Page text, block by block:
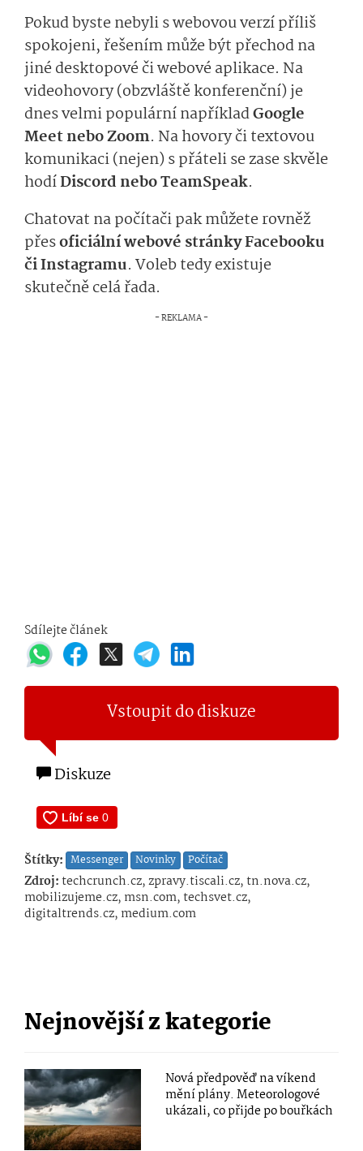
Pokud byste nebyli s webovou verzí příliš
spokojeni, řešením může být přechod na
jiné desktopové či webové aplikace. Na
videohovory (obzvláště konferenční) je
dnes velmi populární napříkladGoogle
Meet nebo Zoom. Na hovory či textovou
komunikaci (nejen) s přáteli se zase skvěle
hodíDiscord nebo TeamSpeak.
Chatovat na počítači pak můžete rovněž
přesoficiální webové stránky Facebooku
či Instagramu. Voleb tedy existuje
skutečně celá řada.
Sdílejte článek
Vstoupit do diskuze
Diskuze
Štítky: Messenger Novinky Počítač
Zdroj:techcrunch.cz, zpravy.tiscali.cz, tn.nova.cz,
mobilizujeme.cz, msn.com, techsvet.cz,
digitaltrends.cz, medium.com
Nejnovější z kategorie
Nová předpověď na víkend
mění plány. Meteorologové
ukázali, co přijde po bouřkách